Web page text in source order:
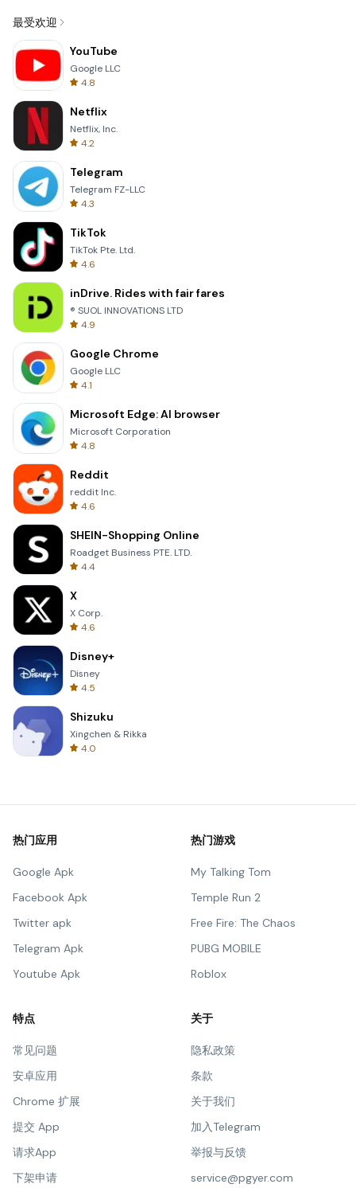
最受欢迎
YouTube
Google LLC
4.8
Netflix
Netflix, Inc.
4.2
Telegram
Telegram FZ-LLC
4.3
TikTok
TikTok Pte. Ltd.
4.6
inDrive. Rides with fair fares
® SUOL INNOVATIONS LTD
4.9
Google Chrome
Google LLC
4.1
Microsoft Edge: AI browser
Microsoft Corporation
4.8
Reddit
reddit Inc.
4.6
SHEIN-Shopping Online
Roadget Business PTE. LTD.
4.4
X
X Corp.
4.6
Disney+
Disney
4.5
Shizuku
Xingchen & Rikka
4.0
热门应用
Google Apk
Facebook Apk
Twitter apk
Telegram Apk
Youtube Apk
热门游戏
My Talking Tom
Temple Run 2
Free Fire: The Chaos
PUBG MOBILE
Roblox
特点
常见问题
安卓应用
Chrome 扩展
提交 App
请求App
下架申请
关于
隐私政策
条款
关于我们
加入Telegram
举报与反馈
service@pgyer.com